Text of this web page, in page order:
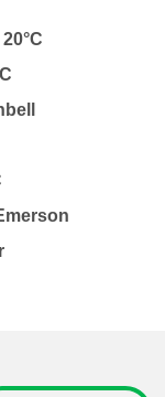
..........
...
.
.............
.